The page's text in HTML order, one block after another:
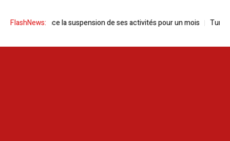
FlashNews:
annonce la suspension de ses activités pour un mois Tunisie |